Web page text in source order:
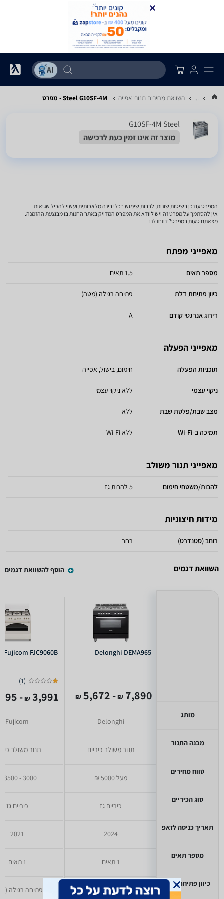
... השוואת מחירים תנורי אפייה Steel G10SF-4M - מפרט
G10SF-4M Steel
מוצר זה אינו זמין כעת לרכישה
המפרט עודכן בשיטות שונות, לרבות שימוש בכלי בינה מלאכותית ועשוי להכיל שגיאות.
אין להסתמך על מפרט זה ויש לוודא את המפרט המדויק באתר החנות בו מבוצעת ההזמנה.
מצאתם טעות במפרט?דווחו לנו
מאפייני מפתח
מספר תאים 1.5 תאים
כיוון פתיחת דלת פתיחה רגילה (מטה)
דירוג אנרגטי קודם A
מאפייני הפעלה
תוכניות הפעלה חימום, בישול, אפייה
ניקוי עצמי ללא ניקוי עצמי
מצב שבת/פלטת שבת ללא
תמיכה ב-Wi-Fi ללא Wi-Fi
מאפייני תנור משולב
להבות/משטחי חימום 5 להבות גז
מידות חיצוניות
רוחב (סטנדרט) רחב
השוואת דגמים הוסף להשוואת דגמים
מותג
מבנה התנור
טווח מחירים
סוג הכיריים
תאריך כניסה לזאפ
מספר תאים
כיוון פתיחת דלת
Delonghi DEMA965
7,890
₪
- 5,672
₪
Delonghi
תנור משולב כיריים
מעל 5000 ₪
כיריים גז
2024
1 תאים
פתיחה רגילה (מטה)
Fujicom FJC9060B
(
1
)
3,991
₪
- 3,395
Fujicom
תנור משולב
3000 - 3500 ₪
כיריים גז
2021
1 תאים
פתיחה רגילה